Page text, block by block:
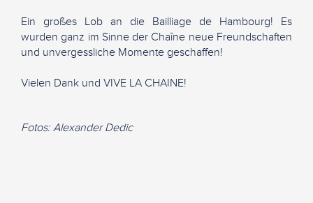
Ein großes Lob an die Bailliage de Hambourg! Es
wurden ganz im Sinne der Chaîne neue Freundschaften
und unvergessliche Momente geschaffen!
Vielen Dank und VIVE LA CHAINE!
Fotos: Alexander Dedic